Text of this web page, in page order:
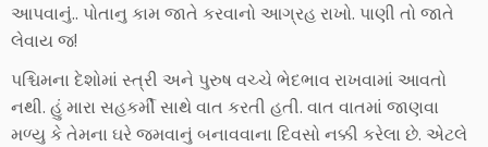
આપવાનુંં.. પોતાનુ કામ જાતે કરવાનો આગ્રહ રાખો. પાણી તો જાતે
લેવાય જ!
પશ્ચિમના દેશોમાં સ્ત્રી અને પુરુષ વચ્ચે ભેદભાવ રાખવામાં આવતો
નથી. હું મારા સહકર્મી સાથે વાત કરતી હતી. વાત વાતમાં જાણવા
મળ્યુ કે તેમના ઘરે જમવાનું બનાવવાના દિવસો નક્કી કરેલા છે. એટલે